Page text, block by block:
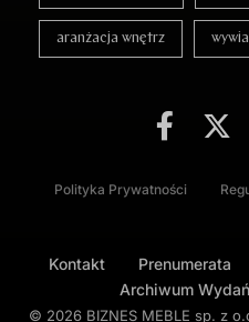
aranżacja wnętrz
Polityka Prywatności
Kontakt Prenumerata
Archiwum Wydań
© 2026 BIZNES MEBLE sp. z